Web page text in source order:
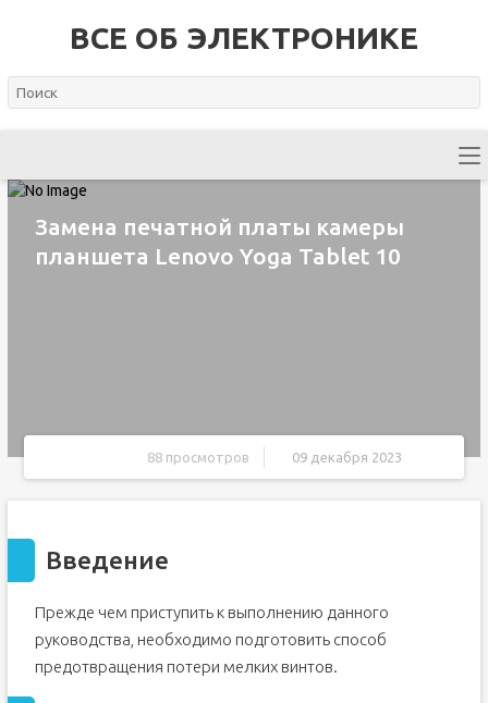
ВСЕ ОБ ЭЛЕКТРОНИКЕ
Замена печатной платы камеры
планшета Lenovo Yoga Tablet 10
88 просмотров 09 декабря 2023
Введение
Прежде чем приступить к выполнению данного
руководства, необходимо подготовить способ
предотвращения потери мелких винтов.